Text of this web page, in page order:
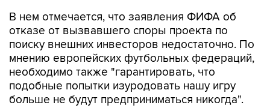
В нем отмечается, что заявления ФИФА об
отказе от вызвавшего споры проекта по
поиску внешних инвесторов недостаточно. По
мнению европейских футбольных федераций,
необходимо также "гарантировать, что
подобные попытки изуродовать нашу игру
больше не будут предприниматься никогда".